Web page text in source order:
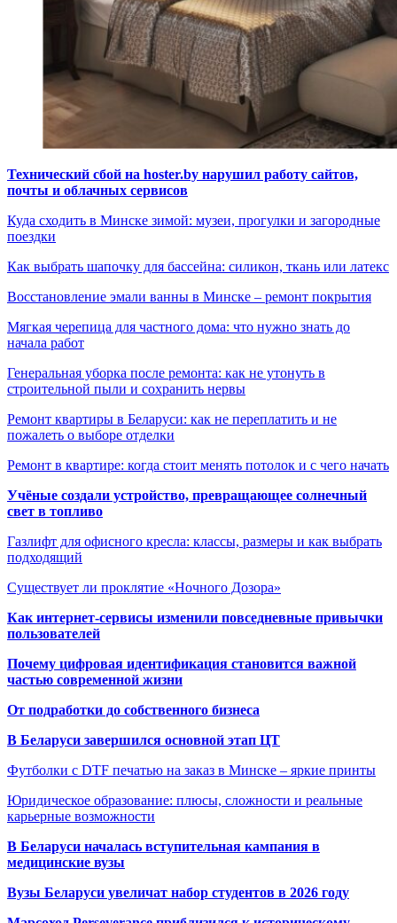
Технический сбой на hoster.by нарушил работу сайтов,
почты и облачных сервисов
Куда сходить в Минске зимой: музеи, прогулки и загородные
поездки
Как выбрать шапочку для бассейна: силикон, ткань или латекс
Восстановление эмали ванны в Минске – ремонт покрытия
Мягкая черепица для частного дома: что нужно знать до
начала работ
Генеральная уборка после ремонта: как не утонуть в
строительной пыли и сохранить нервы
Ремонт квартиры в Беларуси: как не переплатить и не
пожалеть о выборе отделки
Ремонт в квартире: когда стоит менять потолок и с чего начать
Учёные создали устройство, превращающее солнечный
свет в топливо
Газлифт для офисного кресла: классы, размеры и как выбрать
подходящий
Существует ли проклятие «Ночного Дозора»
Как интернет-сервисы изменили повседневные привычки
пользователей
Почему цифровая идентификация становится важной
частью современной жизни
От подработки до собственного бизнеса
В Беларуси завершился основной этап ЦТ
Футболки с DTF печатью на заказ в Минске – яркие принты
Юридическое образование: плюсы, сложности и реальные
карьерные возможности
В Беларуси началась вступительная кампания в
медицинские вузы
Вузы Беларуси увеличат набор студентов в 2026 году